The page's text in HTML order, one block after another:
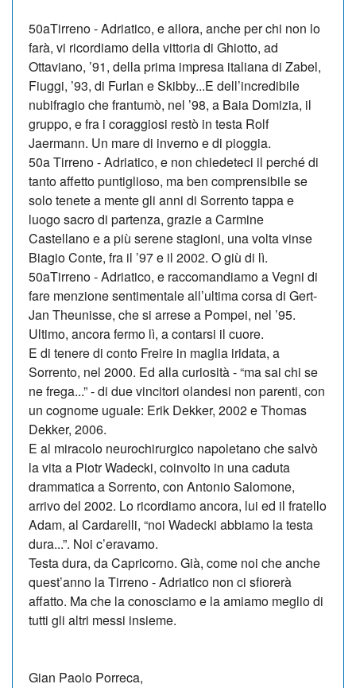
50aTirreno - Adriati­co, e allora, an­che per chi non lo
farà, vi ricordiamo della vittoria di Ghiotto, ad
Ottaviano, ’91, della prima impresa italiana di Zabel,
Fiuggi, ’93, di Fur­lan e Skibby...E dell’incredibile
nubifragio che frantumò, nel ’98, a Baia Domizia, il
gruppo, e fra i coraggiosi restò in testa Rolf
Jaermann. Un mare di inverno e di pioggia.
50a Tirreno - Adriatico, e non chiedeteci il perché di
tanto af­fetto puntiglioso, ma ben comprensibile se
solo tenete a men­te gli anni di Sorrento tappa e
luogo sacro di partenza, grazie a Carmine
Castellano e a più serene stagioni, una volta vinse
Bia­gio Conte, fra il ’97 e il 2002. O giù di lì.
50aTirreno - Adriati­co, e raccomandiamo a Vegni di
fare menzione sentimentale all’ultima corsa di Gert-
Jan Theu­nisse, che si arrese a Pom­pei, nel ’95.
Ultimo, ancora fer­mo lì, a contarsi il cuore.
E di tenere di conto Freire in maglia iridata, a
Sorrento, nel 2000. Ed alla curiosità - “ma sai chi se
ne frega...” - di due vincitori olandesi non parenti, con
un cognome uguale: Erik Dek­ker, 2002 e Thomas
Dekker, 2006.
E al miracolo neurochirurgico napoletano che salvò
la vita a Piotr Wadecki, coinvolto in una caduta
drammatica a Sor­rento, con Antonio Salomone,
arrivo del 2002. Lo ricordiamo ancora, lui ed il fratello
Adam, al Cardarelli, “noi Wadecki abbiamo la testa
dura...”. Noi c’eravamo.
Testa dura, da Capricorno. Già, come noi che anche
quest’anno la Tirreno - Adriatico non ci sfiorerà
affatto. Ma che la co­no­sciamo e la amiamo meglio di
tutti gli altri messi insieme.
Gian Paolo Porreca,